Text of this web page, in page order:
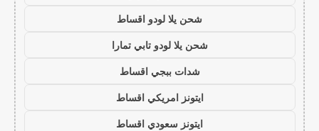
شحن يلا لودو اقساط
شحن يلا لودو تابي تمارا
شدات ببجي اقساط
ايتونز امريكي اقساط
ايتونز سعودي اقساط